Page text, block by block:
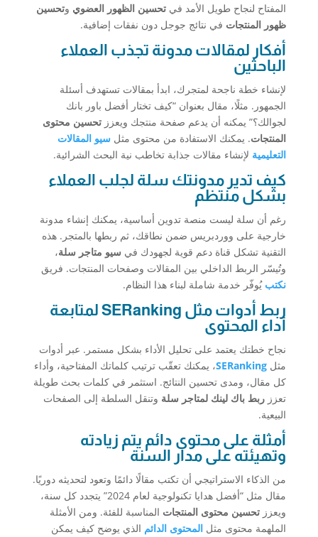
المفتاح لنجاح طويل الأمد في تحسين الظهور العضوي وتحسين
ظهور المنتجات في نتائج جوجل دون نفقات إضافية.
أفكار لمقالات مدونة تجذب العملاء
الباحثين
لإنشاء خطة ناجحة لمتجرك، ابدأ بمقالات تستهدف أسئلة
الجمهور. مثلًا، مقال بعنوان “كيف تختار أفضل باور بانك
لجوالك؟” يمكنه أن يدعم صفحة منتجك ويعزز تحسين محتوى
المنتجات. يمكنك الاستفادة من محتوى مثل سيو المقالات
التعليمية لإنشاء مقالات جذابة تخاطب نية البحث الشرائية.
كيف تدير مدونتك سلة لجلب العملاء
بشكل منتظم
رغم أن سلة ليست منصة تدوين أساسية، يمكنك إنشاء مدونة
خارجية على ووردبريس ضمن نطاقك، ثم ربطها بالمتجر. هذه
التقنية تشكل قناة دعم قوية لجهودك في سيو متاجر سلة،
وتُيسّر الربط الداخلي بين المقالات وصفحات المنتجات. فريق
نكتب يُوفّر خدمة شاملة لبناء هذا النظام.
ربط أدوات مثل SERanking لمتابعة
أداء المحتوى
نجاح خطتك يعتمد على تحليل الأداء بشكل مستمر. عبر أدوات
مثل SERanking، يمكنك تعقّب ترتيب كلماتك المفتاحية، وأداء
كل مقال، ومدى تحسين النتائج. استثمر في كلمات بحث طويلة
تعزز ربط باك لينك لمتاجر سلة وتنقل السلطة إلى الصفحات
البيعية.
أمثلة على محتوى دائم يتم زيادته
وتهيئته على مدار السنة
من الذكاء الاستراتيجي أن تكتب مقالًا دائمًا وتعود لتحديثه دوريًا.
مقال مثل “أفضل هدايا تكنولوجية لعام 2024” يتجدد كل سنة،
ويعزز تحسين محتوى المنتجات المناسبة للفئة. ومن الأمثلة
الملهمة محتوى مثل المحتوى الدائم الذي يوضح كيف يمكن